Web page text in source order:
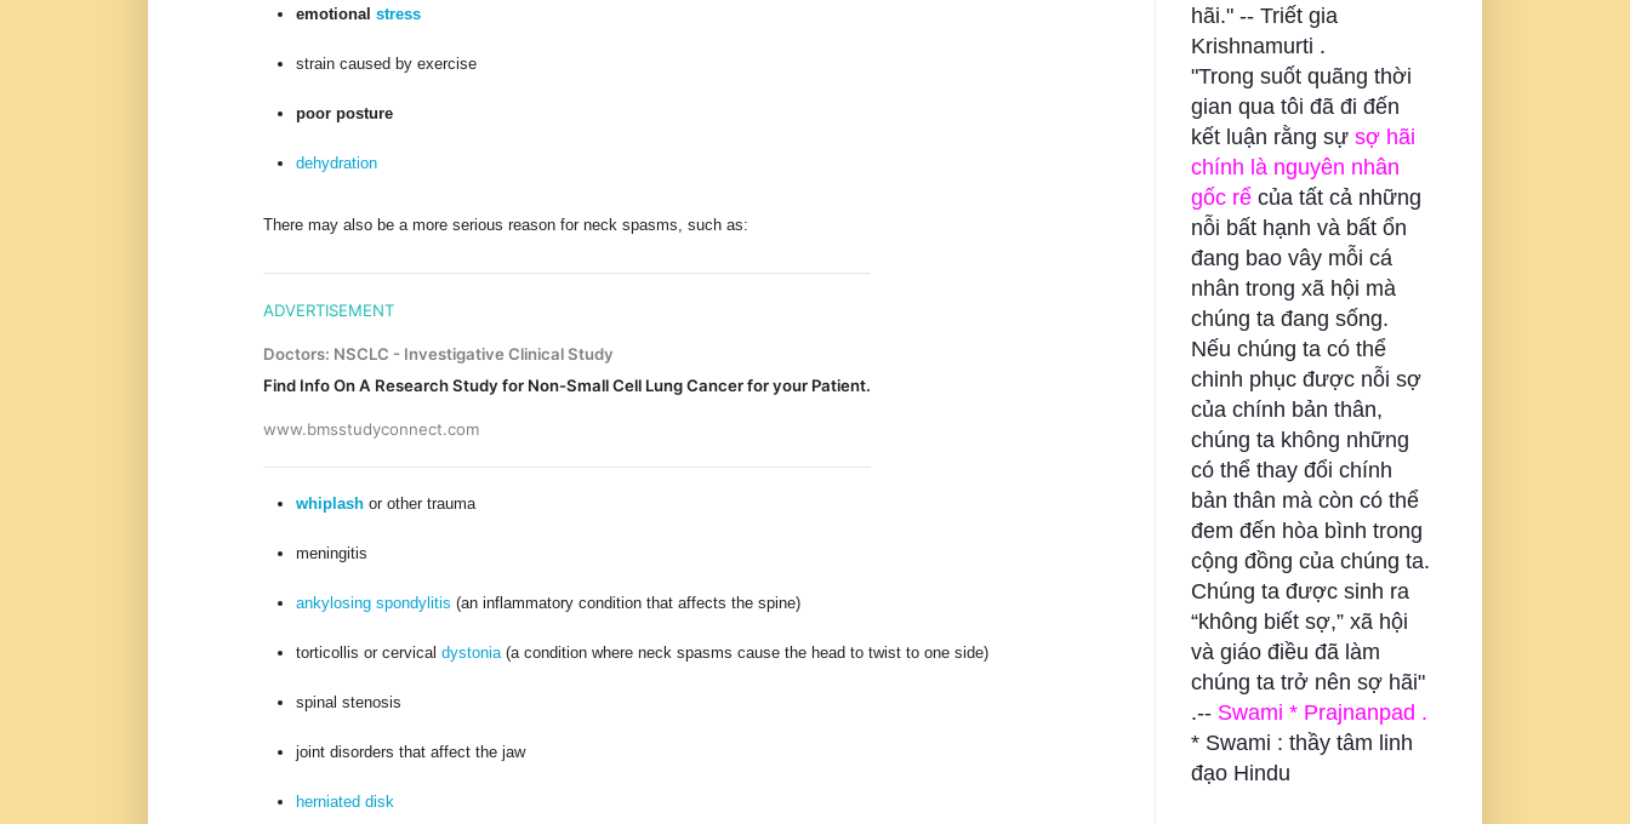
emotional stress
strain caused by exercise
poor posture
dehydration
There may also be a more serious reason for neck spasms, such as:
ADVERTISEMENT
Doctors: NSCLC - Investigative Clinical Study
Find Info On A Research Study for Non-Small Cell Lung Cancer for your Patient.
www.bmsstudyconnect.com
whiplash or other trauma
meningitis
ankylosing spondylitis (an inflammatory condition that affects the spine)
torticollis or cervical dystonia (a condition where neck spasms cause the head to twist to one side)
spinal stenosis
joint disorders that affect the jaw
herniated disk
hãi." -- Triết gia
Krishnamurti .
"Trong suốt quãng thời
gian qua tôi đã đi đến
kết luận rằng sự sợ hãi
chính là nguyên nhân
gốc rể của tất cả những
nỗi bất hạnh và bất ổn
đang bao vây mỗi cá
nhân trong xã hội mà
chúng ta đang sống.
Nếu chúng ta có thể
chinh phục được nỗi sợ
của chính bản thân,
chúng ta không những
có thể thay đổi chính
bản thân mà còn có thể
đem đến hòa bình trong
cộng đồng của chúng ta.
Chúng ta được sinh ra
“không biết sợ,” xã hội
và giáo điều đã làm
chúng ta trở nên sợ hãi"
.-- Swami * Prajnanpad .
* Swami : thầy tâm linh
đạo Hindu